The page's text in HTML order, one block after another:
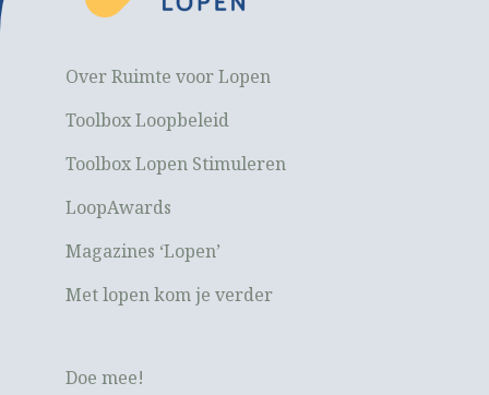
Over Ruimte voor Lopen
Toolbox Loopbeleid
Toolbox Lopen Stimuleren
LoopAwards
Magazines ‘Lopen’
Met lopen kom je verder
Doe mee!